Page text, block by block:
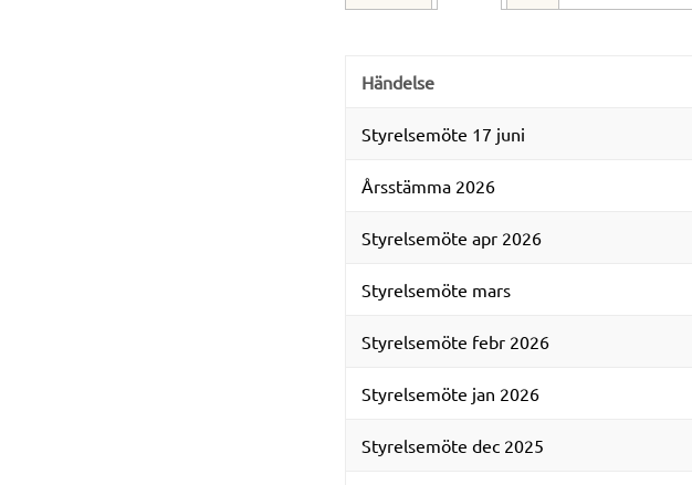
Händelse
Styrelsemöte 17 juni
Årsstämma 2026
Styrelsemöte apr 2026
Styrelsemöte mars
Styrelsemöte febr 2026
Styrelsemöte jan 2026
Styrelsemöte dec 2025